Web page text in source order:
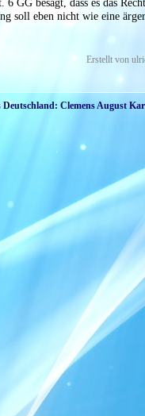
soll eben nicht wie eine
Erstellt von
Clemens August